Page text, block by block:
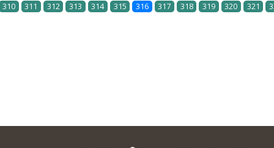
310 311 312 313 314 315 316 317 318 319 320 321